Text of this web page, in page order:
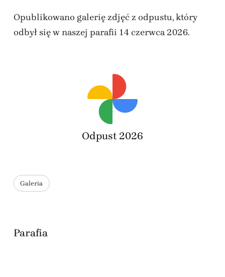
Opublikowano galerię zdjęć z odpustu, który
odbył się w naszej parafii 14 czerwca 2026.
Odpust 2026
Galeria
Parafia